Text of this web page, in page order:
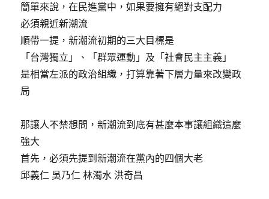
簡單來說，在民進黨中，如果要擁有絕對支配力
必須親近新潮流
順帶一提，新潮流初期的三大目標是
「台灣獨立」、「群眾運動」及「社會民主主義」
是相當左派的政治組織，打算靠著下層力量來改變政
局
那讓人不禁想問，新潮流到底有甚麼本事讓組織這麼
強大
首先，必須先提到新潮流在黨內的四個大老
邱義仁 吳乃仁 林濁水 洪奇昌